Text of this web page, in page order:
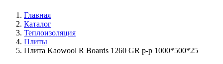
Главная
Каталог
Теплоизоляция
Плиты
Плита Kaowool R Boards 1260 GR p-p 1000*500*25